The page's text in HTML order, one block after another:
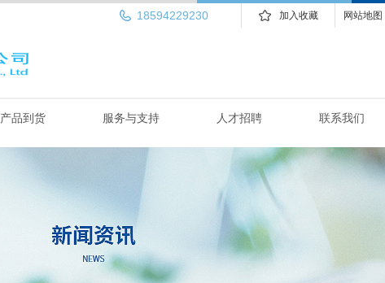
网站地图
加入收藏
18594229230
产品到货 服务与支持 人才招聘 联系我们